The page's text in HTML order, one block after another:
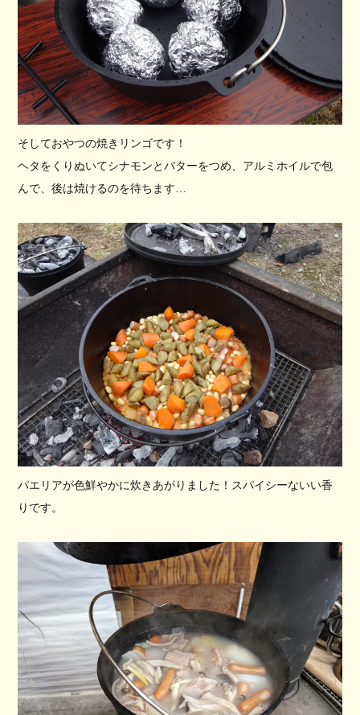
そしておやつの焼きリンゴです！
ヘタをくりぬいてシナモンとバターをつめ、アルミホイルで包
んで、後は焼けるのを待ちます…
パエリアが色鮮やかに炊きあがりました！スパイシーないい香
りです。